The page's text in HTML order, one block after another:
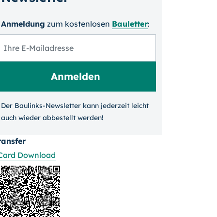
Anmeldung zum kosten­losen Bauletter:
Der Baulinks-Newsletter kann jeder­zeit leicht
auch wieder ab­bestellt werden!
Download